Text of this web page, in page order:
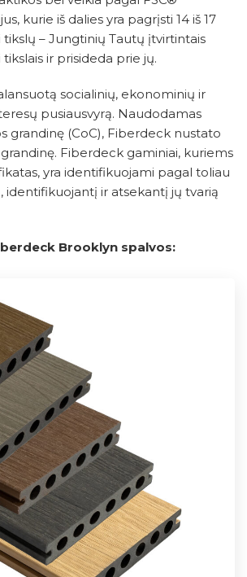
kurie iš dalies yra pagrįsti 14 iš 17
tikslų – Jungtinių Tautų įtvirtintais
ir prisideda prie jų.
socialinių, ekonominių ir
pusiausvyrą. Naudodamas
grandinę (CoC), Fiberdeck nustato
Fiberdeck gaminiai, kuriems
yra identifikuojami pagal toliau
identifikuojantį ir atsekantį jų tvarią
Brooklyn spalvos: